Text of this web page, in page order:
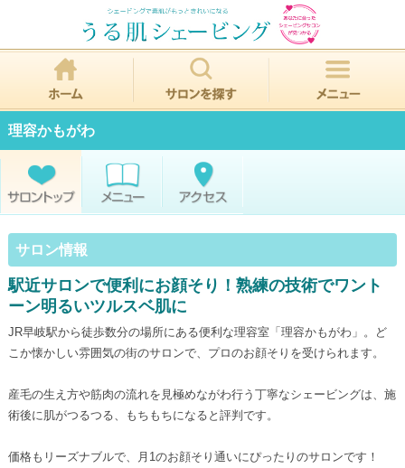
理容かもがわ
サロン情報
駅近サロンで便利にお顔そり！熟練の技術でワント
ーン明るいツルスベ肌に
JR早岐駅から徒歩数分の場所にある便利な理容室「理容かもがわ」。ど
こか懐かしい雰囲気の街のサロンで、プロのお顔そりを受けられます。
産毛の生え方や筋肉の流れを見極めながわ行う丁寧なシェービングは、施
術後に肌がつるつる、もちもちになると評判です。
価格もリーズナブルで、月1のお顔そり通いにぴったりのサロンです！